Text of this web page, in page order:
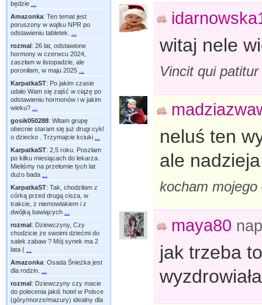
będzie
Amazonka: Ten temat jest
poruszony w wątku NPR po
odstawieniu tabletek.
rozmal: 26 lat, odstawione
hormony w czerwcu 2024,
zaszłam w listopadzie, ale
poroniłam, w maju 2025
KarpatkaST: Po jakim czasie
udało Wam się zajść w ciążę po
odstawieniu hormonów i w jakim
wieku?
gosik050288: Witam grupę
obecnie staram się już drugi cykl
o dziecko . Trzymajcie kciuki
KarpatkaST: 2,5 roku. Poszłam
po kilku miesiącach do lekarza.
Mieliśmy na przełomie tych lat
dużo bada
KarpatkaST: Tak, chodziłam z
córką przed drugą cisza, w
trakcie, z niemowlakiem i z
dwójką bawiących
rozmal: Dziewczyny, Czy
chodzicie ze swoimi dziećmi do
salek zabaw ? Mój synek ma 2
lata (
Amazonka: Osada Śnieżka jest
dla rodzin.
rozmal: Dziewczyny czy macie
do polecenia jakiś hotel w Polsce
(góry/morze/mazury) idealny dla
witaj nele
Vincit qui
neluś ten
ale
kocham
maya80
jak trzeba